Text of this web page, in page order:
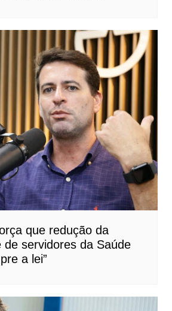
que redução da
de servidores da Saúde
a lei”